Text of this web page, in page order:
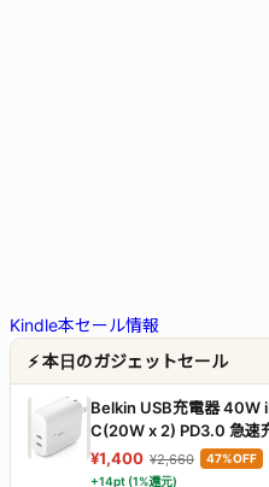
Kindle本セール情報
⚡ 本日のガジェットセール
Belkin USB充電器 40W
C(20W x 2) PD3.0 急速
WCB006dqWHJP
¥1,400 ¥2,660
47%OFF
+14pt (1%還元)